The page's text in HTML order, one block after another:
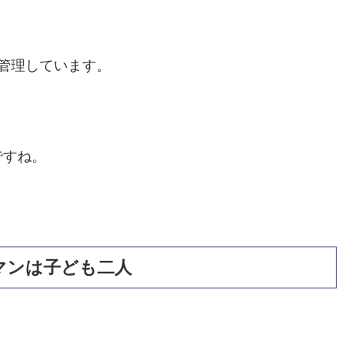
理しています。
ね。
ンは子ども二人